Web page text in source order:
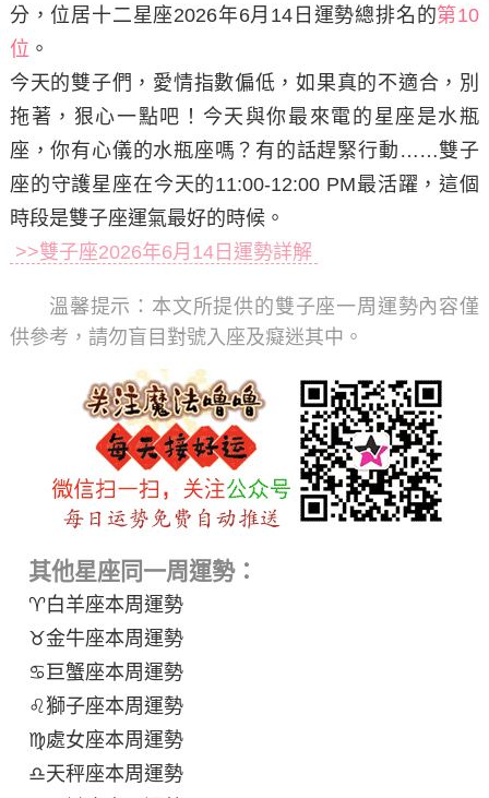
分，位居十二星座2026年6月14日運勢總排名的第10
位 。
今天的雙子們，愛情指數偏低，如果真的不適合，別
拖著，狠心一點吧！今天與你最來電的星座是水瓶
座，你有心儀的水瓶座嗎？有的話趕緊行動……雙子
座的守護星座在今天的11:00-12:00 PM最活躍，這個
時段是雙子座運氣最好的時候。
>>雙子座2026年6月14日運勢詳解
溫馨提示： 本文所提供的雙子座一周運勢內容僅
供參考，請勿盲目對號入座及癡迷其中。
其他星座同一周運勢：
♈白羊座本周運勢
♉金牛座本周運勢
♋巨蟹座本周運勢
♌獅子座本周運勢
♍處女座本周運勢
♎天秤座本周運勢